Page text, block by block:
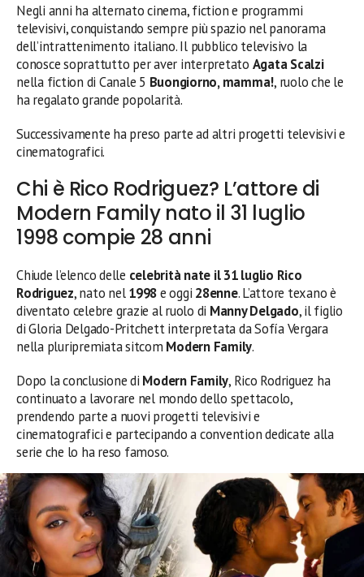
Negli anni ha alternato cinema, fiction e programmi
televisivi, conquistando sempre più spazio nel panorama
dell’intrattenimento italiano. Il pubblico televisivo la
conosce soprattutto per aver interpretato Agata Scalzi
nella fiction di Canale 5 Buongiorno, mamma!, ruolo che le
ha regalato grande popolarità.
Successivamente ha preso parte ad altri progetti televisivi e
cinematografici.
Chi è Rico Rodriguez? L’attore di
Modern Family nato il 31 luglio
1998 compie 28 anni
Chiude l’elenco delle celebrità nate il 31 luglio Rico
Rodriguez, nato nel1998e oggi 28enne. L’attore texano è
diventato celebre grazie al ruolo di Manny Delgado, il figlio
di Gloria Delgado-Pritchett interpretata da Sofía Vergara
nella pluripremiata sitcom Modern Family.
Dopo la conclusione di Modern Family, Rico Rodriguez ha
continuato a lavorare nel mondo dello spettacolo,
prendendo parte a nuovi progetti televisivi e
cinematografici e partecipando a convention dedicate alla
serie che lo ha reso famoso.